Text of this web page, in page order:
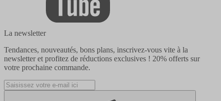
La newsletter
Tendances, nouveautés, bons plans, inscrivez-vous vite à la
newsletter et profitez de réductions exclusives ! 20% offerts sur
votre prochaine commande.